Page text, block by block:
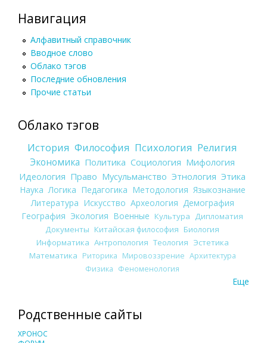
Навигация
Алфавитный справочник
Вводное слово
Облако тэгов
Последние обновления
Прочие статьи
Облако тэгов
История Философия Психология Религия
Экономика Политика Социология Мифология
Идеология Право Мусульманство Этнология Этика
Наука Логика Педагогика Методология Языкознание
Литература Искусство Археология Демография
География Экология Военные Культура
Дипломатия
Документы Китайская философия Биология
Информатика Антропология Теология Эстетика
Математика Риторика Мировоззрение Архитектура
Физика Феноменология
Еще
Родственные сайты
ХРОНОС